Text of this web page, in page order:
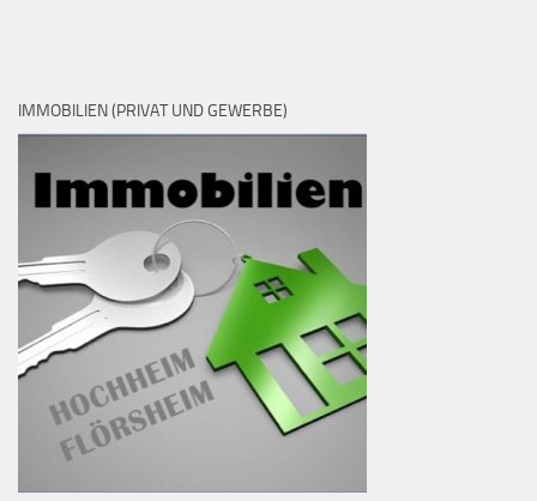
IMMOBILIEN (PRIVAT UND GEWERBE)